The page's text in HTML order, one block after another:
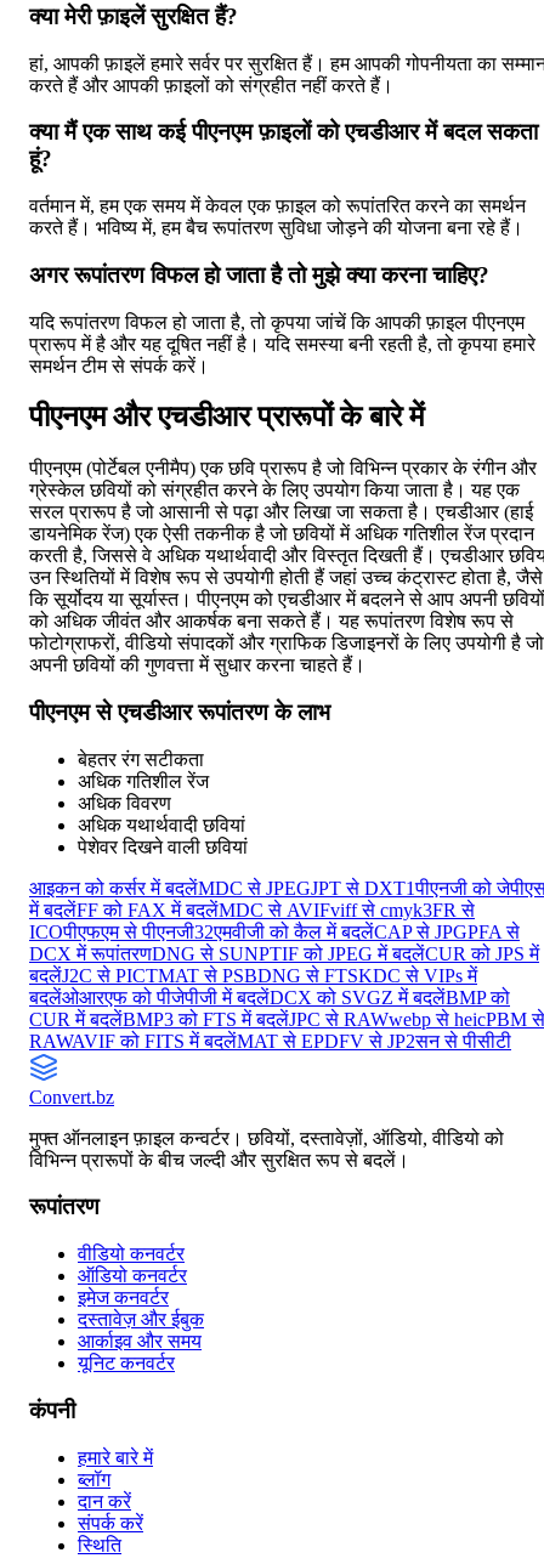
क्या मेरी फ़ाइलें सुरक्षित हैं?
हां, आपकी फ़ाइलें हमारे सर्वर पर सुरक्षित हैं। हम आपकी गोपनीयता का
करते हैं और आपकी फ़ाइलों को संग्रहीत नहीं करते हैं।
क्या मैं एक साथ कई पीएनएम फ़ाइलों को एचडीआर में बदल सकता
हूं?
वर्तमान में, हम एक समय में केवल एक फ़ाइल को रूपांतरित करने का समर्थन
करते हैं। भविष्य में, हम बैच रूपांतरण सुविधा जोड़ने की योजना बना रहे हैं।
अगर रूपांतरण विफल हो जाता है तो मुझे क्या करना चाहिए?
यदि रूपांतरण विफल हो जाता है, तो कृपया जांचें कि आपकी फ़ाइल पीएनएम
प्रारूप में है और यह दूषित नहीं है। यदि समस्या बनी रहती है, तो कृपया हमारे
समर्थन टीम से संपर्क करें।
पीएनएम और एचडीआर प्रारूपों के बारे में
पीएनएम (पोर्टेबल एनीमैप) एक छवि प्रारूप है जो विभिन्न प्रकार के रंगीन और
ग्रेस्केल छवियों को संग्रहीत करने के लिए उपयोग किया जाता है। यह एक
सरल प्रारूप है जो आसानी से पढ़ा और लिखा जा सकता है। एचडीआर (हाई
डायनेमिक रेंज) एक ऐसी तकनीक है जो छवियों में अधिक गतिशील रेंज प्रदान
करती है, जिससे वे अधिक यथार्थवादी और विस्तृत दिखती हैं। एचडीआर
उन स्थितियों में विशेष रूप से उपयोगी होती हैं जहां उच्च कंट्रास्ट होता है, जैसे
कि सूर्योदय या सूर्यास्त। पीएनएम को एचडीआर में बदलने से आप अपनी छवियों
को अधिक जीवंत और आकर्षक बना सकते हैं। यह रूपांतरण विशेष रूप से
फोटोग्राफरों, वीडियो संपादकों और ग्राफिक डिजाइनरों के लिए उपयोगी है जो
अपनी छवियों की गुणवत्ता में सुधार करना चाहते हैं।
पीएनएम से एचडीआर रूपांतरण के लाभ
बेहतर रंग सटीकता
अधिक गतिशील रेंज
अधिक विवरण
अधिक यथार्थवादी छवियां
पेशेवर दिखने वाली छवियां
आइकन को कर्सर में बदलेंMDC से JPEGJPT से DXT1पीएनजी को
में बदलेंFF को FAX में बदलेंMDC से AVIFviff से cmyk3FR से
ICOपीएफएम से पीएनजी32एमवीजी को कैल में बदलेंCAP से JPGPFA से
DCX में रूपांतरणDNG से SUNPTIF को JPEG में बदलेंCUR को JPS में
बदलेंJ2C से PICTMAT से PSBDNG से FTSKDC से VIPs में
बदलेंओआरएफ को पीजेपीजी में बदलेंDCX को SVGZ में बदलेंBMP को
CUR में बदलेंBMP3 को FTS में बदलेंJPC से RAWwebp से heicPBM से
RAWAVIF को FITS में बदलेंMAT से EPDFV से JP2सन से पीसीटी
Convert.bz
मुफ्त ऑनलाइन फ़ाइल कन्वर्टर। छवियों, दस्तावेज़ों, ऑडियो, वीडियो को
विभिन्न प्रारूपों के बीच जल्दी और सुरक्षित रूप से बदलें।
रूपांतरण
वीडियो कनवर्टर
ऑडियो कनवर्टर
इमेज कनवर्टर
दस्तावेज़ और ईबुक
आर्काइव और समय
यूनिट कनवर्टर
कंपनी
हमारे बारे में
ब्लॉग
दान करें
संपर्क करें
स्थिति